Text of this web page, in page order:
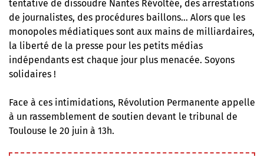
tentative de dissoudre Nantes Révoltée, des arrestations
de journalistes, des procédures baillons… Alors que les
monopoles médiatiques sont aux mains de milliardaires,
la liberté de la presse pour les petits médias
indépendants est chaque jour plus menacée. Soyons
solidaires !
Face à ces intimidations, Révolution Permanente appelle
à un rassemblement de soutien devant le tribunal de
Toulouse le 20 juin à 13h.